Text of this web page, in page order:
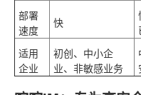
部署
速度
快
适用
企业
初创、中小企
业、非敏感业务